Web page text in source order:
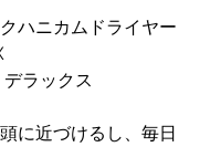
ハニカムドライヤー
ラックス
に近づけるし、毎日